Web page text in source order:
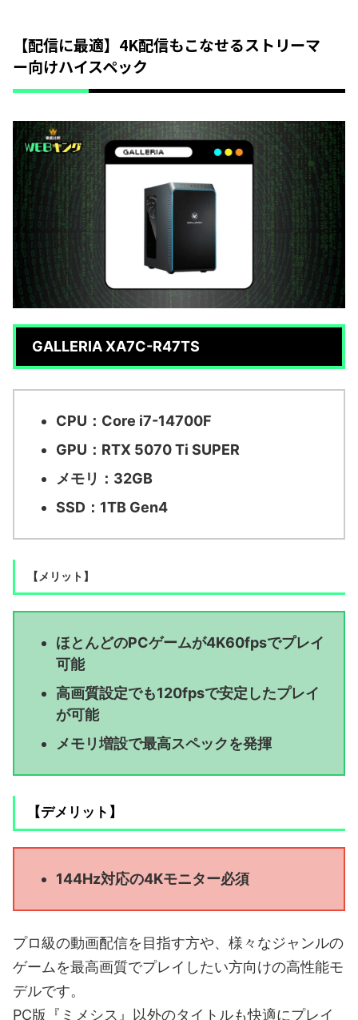
【配信に最適】4K配信もこなせるストリーマ
ー向けハイスペック
GALLERIA XA7C-R47TS
CPU：Core i7-14700F
GPU：RTX 5070 Ti SUPER
メモリ：32GB
SSD：1TB Gen4
【メリット】
ほとんどのPCゲームが4K60fpsでプレイ
可能
高画質設定でも120fpsで安定したプレイ
が可能
メモリ増設で最高スペックを発揮
【デメリット】
144Hz対応の4Kモニター必須
プロ級の動画配信を目指す方や、様々なジャンルの
ゲームを最高画質でプレイしたい方向けの高性能モ
デルです。
PC版『ミメシス』以外のタイトルも快適にプレイ